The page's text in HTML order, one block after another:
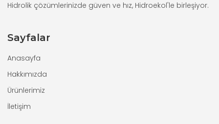
Hidrolik çözümlerinizde güven ve hız, Hidroekol'le birleşiyor.
Sayfalar
Anasayfa
Hakkımızda
Ürünlerimiz
İletişim